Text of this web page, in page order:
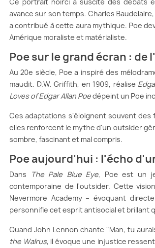
avance sur son temps. Charles
a contribué à cette aura mythique. Poe
Amérique moraliste et matérialiste.
Poe sur le grand écran : de
Au 20e siècle, Poe a inspiré des
maudit. D.W. Griffith, en 1909, réalise
Loves of Edgar Allan Poedépeint un Poe
Ces adaptations s'éloignent souvent des
elles renforcent le mythe d'un outsider
sombre, fascinant et mal compris.
Poe aujourd'hui : l'écho
Dans The Pale Blue Eye, Poe est un
contemporaine de l'outsider. Cette
Nevermore Academy – évoquant
personnifie cet esprit antisocial et brillant
Quand John Lennon chante "Man, tu
the Walrus, il évoque une injustice